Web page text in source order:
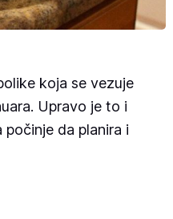
koja se vezuje
Upravo je to i
da planira i